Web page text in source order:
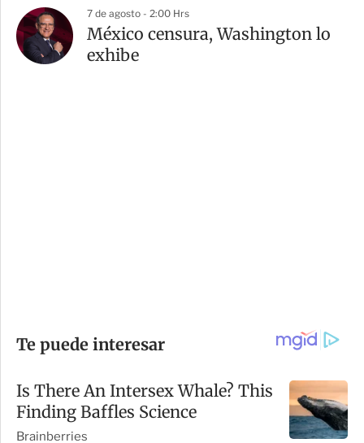
7 de agosto - 2:00 Hrs
México censura, Washington lo
exhibe